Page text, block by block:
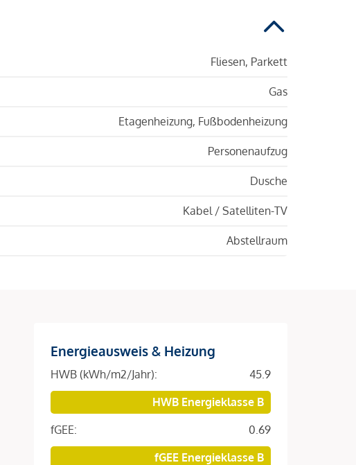
Fliesen, Parkett
Gas
Etagenheizung, Fußbodenheizung
Personenaufzug
Dusche
Kabel / Satelliten-TV
Abstellraum
Energieausweis & Heizung
HWB (kWh/m2/Jahr):
45.9
HWB Energieklasse B
fGEE:
0.69
fGEE Energieklasse B